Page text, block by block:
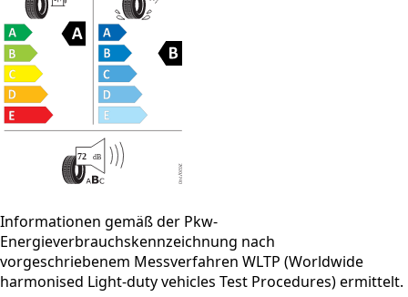
Informationen gemäß der Pkw-
Energieverbrauchskennzeichnung nach
vorgeschriebenem Messverfahren WLTP (Worldwide
harmonised Light-duty vehicles Test Procedures) ermittelt.